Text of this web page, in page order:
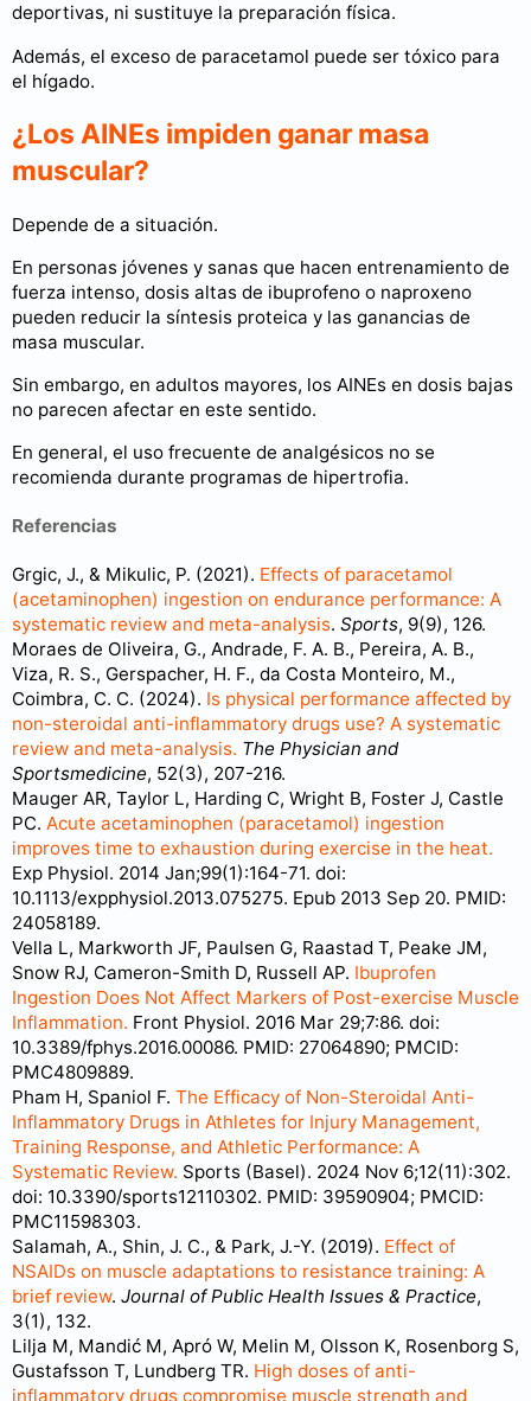
deportivas, ni sustituye la preparación física.
Además, el exceso de paracetamol puede ser tóxico para
el hígado.
¿Los AINEs impiden ganar masa
muscular?
Depende de a situación.
En personas jóvenes y sanas que hacen entrenamiento de
fuerza intenso, dosis altas de ibuprofeno o naproxeno
pueden reducir la síntesis proteica y las ganancias de
masa muscular.
Sin embargo, en adultos mayores, los AINEs en dosis bajas
no parecen afectar en este sentido.
En general, el uso frecuente de analgésicos no se
recomienda durante programas de hipertrofia.
Referencias
Grgic, J., & Mikulic, P. (2021). Effects of paracetamol
(acetaminophen) ingestion on endurance performance: A
systematic review and meta-analysis. Sports, 9(9), 126.
Moraes de Oliveira, G., Andrade, F. A. B., Pereira, A. B.,
Viza, R. S., Gerspacher, H. F., da Costa Monteiro, M.,
Coimbra, C. C. (2024). Is physical performance affected by
non-steroidal anti-inflammatory drugs use? A systematic
review and meta-analysis. The Physician and
Sportsmedicine, 52(3), 207-216.
Mauger AR, Taylor L, Harding C, Wright B, Foster J, Castle
PC. Acute acetaminophen (paracetamol) ingestion
improves time to exhaustion during exercise in the heat.
Exp Physiol. 2014 Jan;99(1):164-71. doi:
10.1113/expphysiol.2013.075275. Epub 2013 Sep 20. PMID:
24058189.
Vella L, Markworth JF, Paulsen G, Raastad T, Peake JM,
Snow RJ, Cameron-Smith D, Russell AP. Ibuprofen
Ingestion Does Not Affect Markers of Post-exercise Muscle
Inflammation. Front Physiol. 2016 Mar 29;7:86. doi:
10.3389/fphys.2016.00086. PMID: 27064890; PMCID:
PMC4809889.
Pham H, Spaniol F. The Efficacy of Non-Steroidal Anti-
Inflammatory Drugs in Athletes for Injury Management,
Training Response, and Athletic Performance: A
Systematic Review. Sports (Basel). 2024 Nov 6;12(11):302.
doi: 10.3390/sports12110302. PMID: 39590904; PMCID:
PMC11598303.
Salamah, A., Shin, J. C., & Park, J.-Y. (2019). Effect of
NSAIDs on muscle adaptations to resistance training: A
brief review. Journal of Public Health Issues & Practice,
3(1), 132.
Lilja M, Mandić M, Apró W, Melin M, Olsson K, Rosenborg S,
Gustafsson T, Lundberg TR. High doses of anti-
inflammatory drugs compromise muscle strength and